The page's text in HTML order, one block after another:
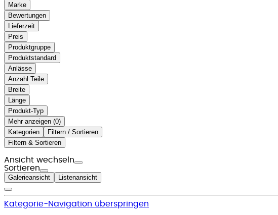
Marke
Bewertungen
Lieferzeit
Preis
Produktgruppe
Produktstandard
Anlässe
Anzahl Teile
Breite
Länge
Produkt-Typ
Mehr anzeigen ( )
Kategorien
Filtern / Sortieren
Filtern & Sortieren
Ansicht wechseln
Sortieren
Galerieansicht Listenansicht
Kategorie-Navigation überspringen